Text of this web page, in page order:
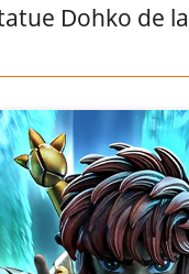
Dohko de